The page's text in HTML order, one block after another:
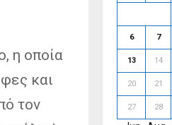
η οποία
και
τον
6 7
13 14
20 21
27 28